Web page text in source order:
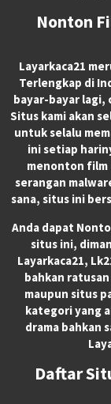
Nonton
Layarkaca21
Terlengkap di
bayar-bayar lagi,
Situs kami akan
untuk selalu
ini setiap
menonton film
serangan
sana, situs ini
Anda dapat
situs ini,
Layarkaca21,
bahkan
maupun situs
kategori yang
drama bahkan
Daftar